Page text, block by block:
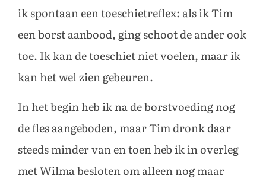
ik spontaan een toeschietreflex: als ik Tim
een borst aanbood, ging schoot de ander ook
toe. Ik kan de toeschiet niet voelen, maar ik
kan het wel zien gebeuren.
In het begin heb ik na de borstvoeding nog
de fles aangeboden, maar Tim dronk daar
steeds minder van en toen heb ik in overleg
met Wilma besloten om alleen nog maar